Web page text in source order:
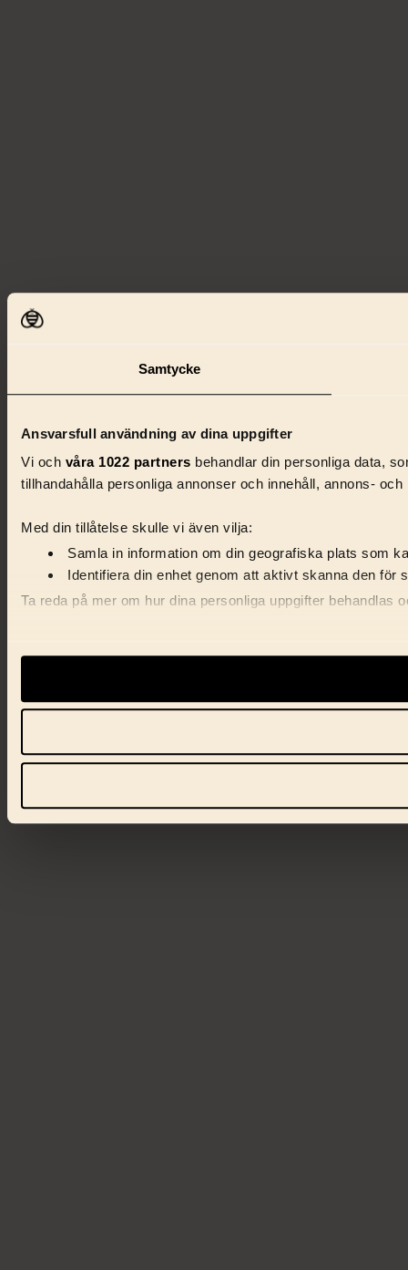
Samtycke
Ansvarsfull användning av dina uppgifter
Vi och våra 1022 partners behandlar din personliga data,
tillhandahålla personliga annonser och innehåll, annons-
Med din tillåtelse skulle vi även vilja:
Samla in information om din geografiska plats som
Identifiera din enhet genom att aktivt skanna den för
Ta reda på mer om hur dina personliga uppgifter behandlas